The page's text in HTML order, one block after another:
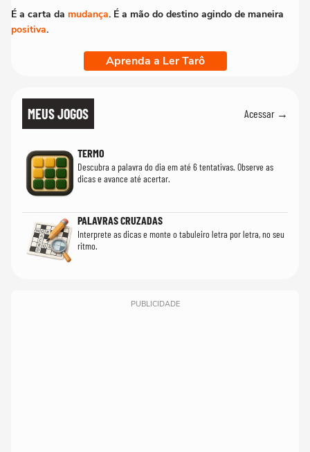
É a carta da mudança. É a mão do destino agindo de maneira
positiva.
Aprenda a Ler Tarô
MEUS JOGOS Acessar →
TERMO
Descubra a palavra do dia em até 6 tentativas. Observe as
dicas e avance até acertar.
PALAVRAS CRUZADAS
Interprete as dicas e monte o tabuleiro letra por letra, no seu
ritmo.
PUBLICIDADE